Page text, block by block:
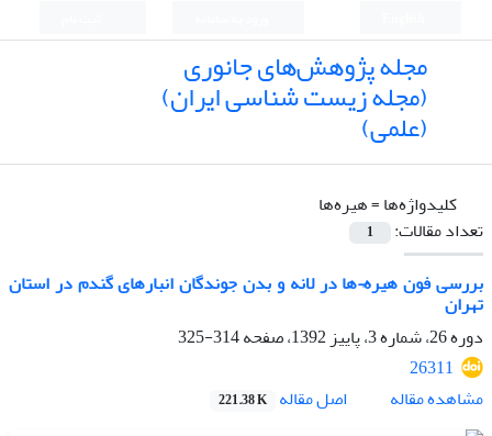
مجله پژوهش‌های جانوری
(مجله زیست شناسی ایران)
(علمی)
کلیدواژه‌ها =هیره‌ها
تعداد مقالات:
1
بررسی فون هیره¬ها در لانه و بدن جوندگان انبارهای گندم در استان
تهران
دوره 26، شماره 3، پاییز 1392، صفحه
314-325
26311
مشاهده مقاله
اصل مقاله 221.38 K